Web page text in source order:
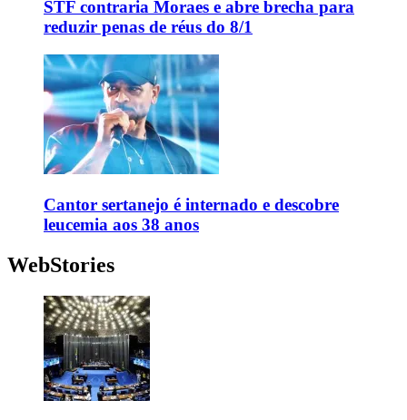
STF contraria Moraes e abre brecha para
reduzir penas de réus do 8/1
Cantor sertanejo é internado e descobre
leucemia aos 38 anos
WebStories